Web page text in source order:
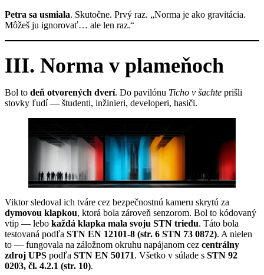
Petra sa usmiala. Skutočne. Prvý raz. „Norma je ako gravitácia.
Môžeš ju ignorovať… ale len raz.“
III. Norma v plameňoch
Bol to deň otvorených dverí. Do pavilónu Ticho v šachte prišli
stovky ľudí — študenti, inžinieri, developeri, hasiči.
Viktor sledoval ich tváre cez bezpečnostnú kameru skrytú za
dymovou klapkou, ktorá bola zároveň senzorom. Bol to kódovaný
vtip — lebo každá klapka mala svoju STN triedu. Táto bola
testovaná podľa STN EN 12101-8 (str. 6 STN 73 0872). A nielen
to — fungovala na záložnom okruhu napájanom cez centrálny
zdroj UPS podľa STN EN 50171. Všetko v súlade s STN 92
0203, čl. 4.2.1 (str. 10).